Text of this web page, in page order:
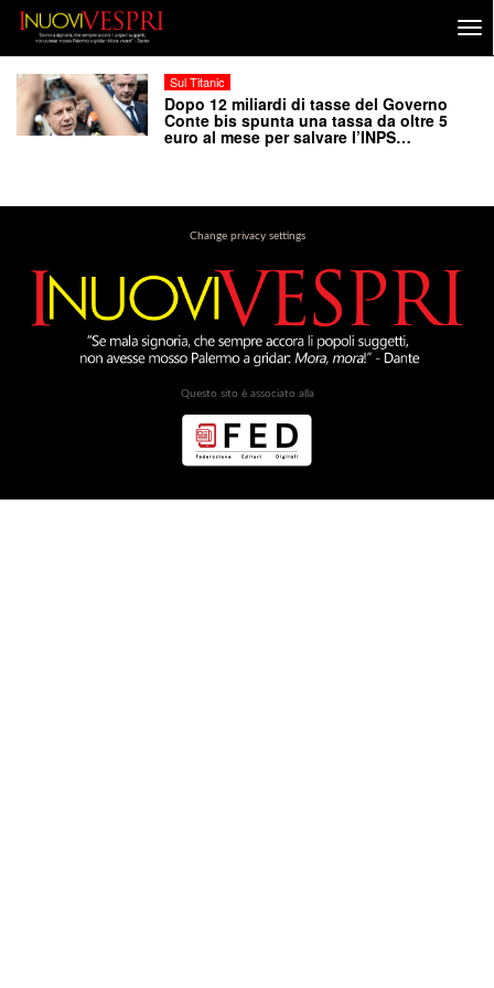
Sul Titanic
Dopo 12 miliardi di tasse del Governo
Conte bis spunta una tassa da oltre 5
euro al mese per salvare l’INPS…
Change privacy settings
Questo sito è associato alla